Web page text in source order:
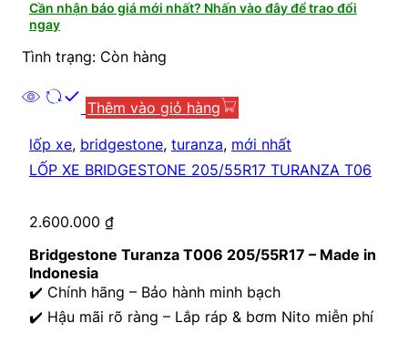
Cần nhận báo giá mới nhất? Nhấn vào đây để trao đổi
ngay
Tình trạng: Còn hàng
Thêm vào giỏ hàng
lốp xe, bridgestone, turanza, mới nhất
LỐP XE BRIDGESTONE 205/55R17 TURANZA T06
2.600.000 ₫
Bridgestone Turanza T006 205/55R17 – Made in
Indonesia
✔️ Chính hãng – Bảo hành minh bạch
✔️ Hậu mãi rõ ràng – Lắp ráp & bơm Nito miễn phí